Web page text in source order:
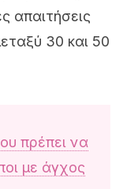
απαιτήσεις
30 και 50
πρέπει να
με άγχος